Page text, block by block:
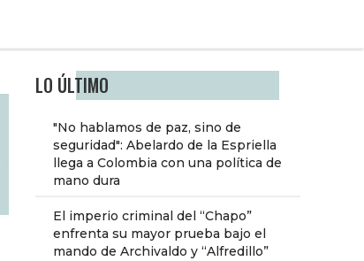
LO ÚLTIMO
"No hablamos de paz, sino de
seguridad": Abelardo de la Espriella
llega a Colombia con una política de
mano dura
El imperio criminal del “Chapo”
enfrenta su mayor prueba bajo el
mando de Archivaldo y “Alfredillo”